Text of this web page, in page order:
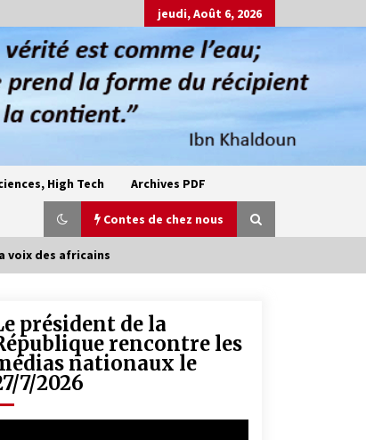
jeudi, Août 6, 2026
High Tech Archives PDF
Contes de chez nous
Oum el Gaïla / L’ogresse du M’zab
4 ans ago
5 ans ago
voix des africains
président de la
rencontre les
nationaux le
7/2026